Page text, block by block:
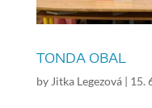
TONDA OBAL
by Jitka Legezová| 15.